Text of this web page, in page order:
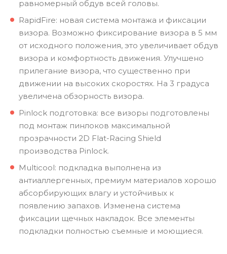
равномерный обдув всей головы.
RapidFire: новая система монтажа и фиксации
визора. Возможно фиксирование визора в 5 мм
от исходного положения, это увеличивает обдув
визора и комфортность движения. Улучшено
прилегание визора, что существенно при
движении на высоких скоростях. На 3 градуса
увеличена обзорность визора.
Pinlock подготовка: все визоры подготовлены
под монтаж пинлоков максимальной
прозрачности 2D Flat-Racing Shield
производства Pinlock.
Multicool: подкладка выполнена из
антиаллергенных, премиум материалов хорошо
абсорбирующих влагу и устойчивых к
появлению запахов. Изменена система
фиксации щечных накладок. Все элементы
подкладки полностью съемные и моющиеся.